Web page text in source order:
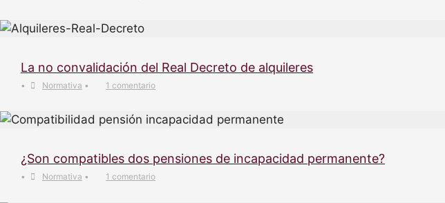
La no convalidación del Real Decreto de alquileres
• Normativa • 1 comentario
¿Son compatibles dos pensiones de incapacidad permanente?
• Normativa • 1 comentario